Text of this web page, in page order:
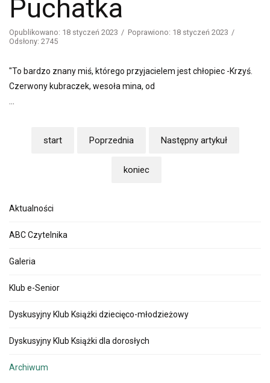
Puchatka
Opublikowano: 18 styczeń 2023
Poprawiono: 18 styczeń 2023
Odsłony: 2745
"To bardzo znany miś, którego przyjacielem jest chłopiec -Krzyś.
Czerwony kubraczek, wesoła mina, od
...
start Poprzednia Następny artykuł
koniec
Aktualności
ABC Czytelnika
Galeria
Klub e-Senior
Dyskusyjny Klub Książki dziecięco-młodzieżowy
Dyskusyjny Klub Książki dla dorosłych
Archiwum